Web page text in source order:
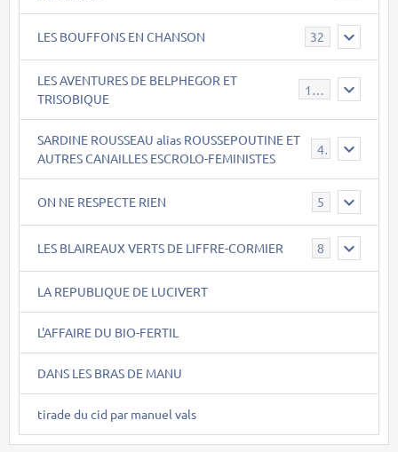
LES BOUFFONS EN CHANSON 32
LES AVENTURES DE BELPHEGOR ET
TRISOBIQUE
147
SARDINE ROUSSEAU alias ROUSSEPOUTINE ET
AUTRES CANAILLES ESCROLO-FEMINISTES
40
ON NE RESPECTE RIEN 5
LES BLAIREAUX VERTS DE LIFFRE-CORMIER 8
LA REPUBLIQUE DE LUCIVERT
L'AFFAIRE DU BIO-FERTIL
DANS LES BRAS DE MANU
tirade du cid par manuel vals